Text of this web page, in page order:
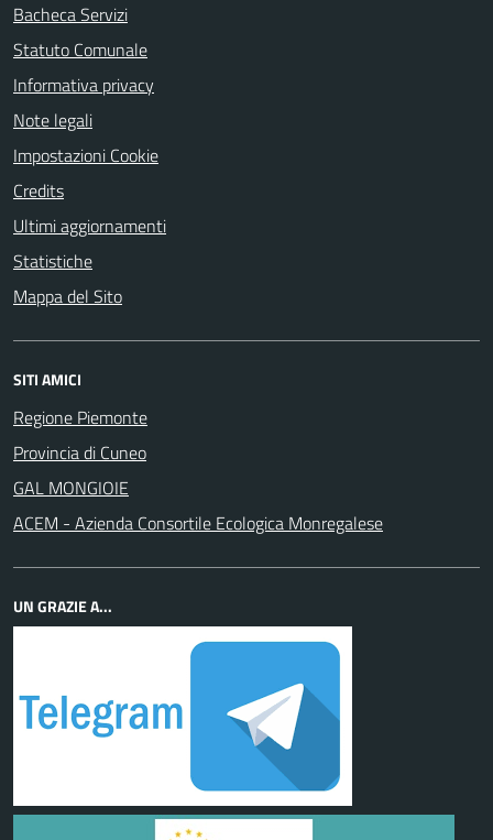
Bacheca Servizi
Statuto Comunale
Informativa privacy
Note legali
Impostazioni Cookie
Credits
Ultimi aggiornamenti
Statistiche
Mappa del Sito
SITI AMICI
Regione Piemonte
Provincia di Cuneo
GAL MONGIOIE
ACEM - Azienda Consortile Ecologica Monregalese
UN GRAZIE A...